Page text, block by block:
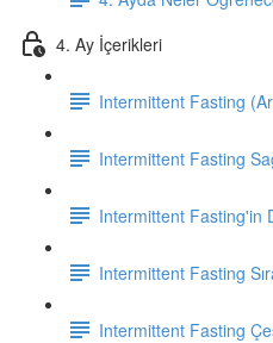
4. Ay İçerikleri
Intermittent Fasting
Intermittent Fasting
Intermittent Fasting'in
Intermittent Fasting
Intermittent Fasting